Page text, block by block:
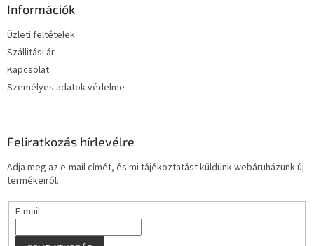
Információk
Üzleti feltételek
Szállitási ár
Kapcsolat
Személyes adatok védelme
Feliratkozás hírlevélre
Adja meg az e-mail címét, és mi tájékoztatást küldünk webáruházunk új
termékeiről.
E-mail